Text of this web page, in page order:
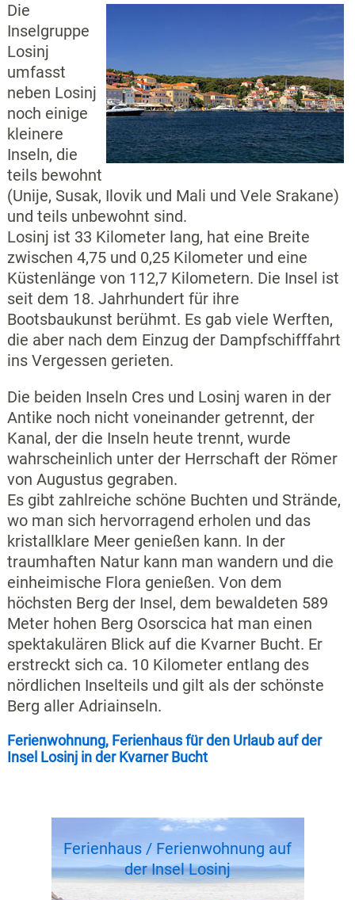
Die
Inselgruppe
Losinj
umfasst
neben Losinj
noch einige
kleinere
Inseln, die
teils bewohnt
(Unije, Susak, Ilovik und Mali und Vele Srakane)
und teils unbewohnt sind.
Losinj ist 33 Kilometer lang, hat eine Breite
zwischen 4,75 und 0,25 Kilometer und eine
Küstenlänge von 112,7 Kilometern. Die Insel ist
seit dem 18. Jahrhundert für ihre
Bootsbaukunst berühmt. Es gab viele Werften,
die aber nach dem Einzug der Dampfschifffahrt
ins Vergessen gerieten.
Die beiden Inseln Cres und Losinj waren in der
Antike noch nicht voneinander getrennt, der
Kanal, der die Inseln heute trennt, wurde
wahrscheinlich unter der Herrschaft der Römer
von Augustus gegraben.
Es gibt zahlreiche schöne Buchten und Strände,
wo man sich hervorragend erholen und das
kristallklare Meer genießen kann. In der
traumhaften Natur kann man wandern und die
einheimische Flora genießen. Von dem
höchsten Berg der Insel, dem bewaldeten 589
Meter hohen Berg Osorscica hat man einen
spektakulären Blick auf die Kvarner Bucht. Er
erstreckt sich ca. 10 Kilometer entlang des
nördlichen Inselteils und gilt als der schönste
Berg aller Adriainseln.
Ferienwohnung, Ferienhaus für den Urlaub auf der
Insel Losinj in der Kvarner Bucht
Ferienhaus / Ferienwohnung auf
der Insel Losinj